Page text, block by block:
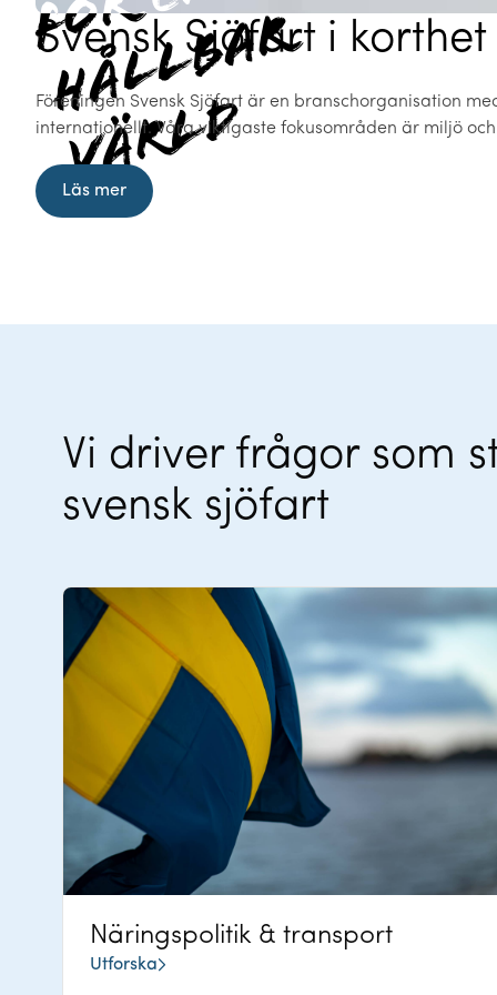
hållbar
värld
hållbar
värld
Svensk Sjöfart i korthet
Föreningen Svensk Sjöfart är en branschorganisation
internationellt. Våra viktigaste fokusområden är miljö
Läs mer
Vi driver frågor som
svensk sjöfart
Näringspolitik & transport
Utforska